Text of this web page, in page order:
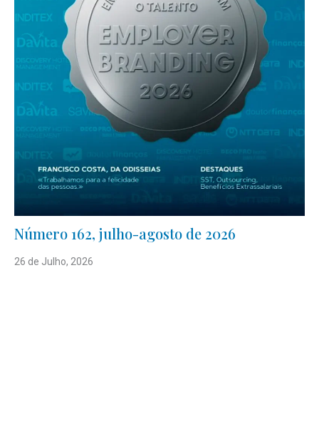
Número 162, julho-agosto de 2026
26 de Julho, 2026